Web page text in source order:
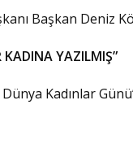
Başkan Deniz
KADINA YAZILMIŞ”
Kadınlar